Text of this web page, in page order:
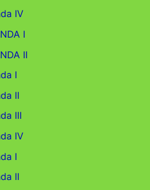
IV
I
II
I
II
III
IV
I
II